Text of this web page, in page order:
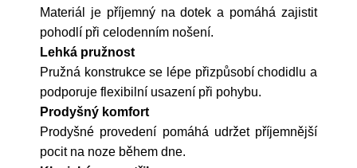
Materiál je příjemný na dotek a pomáhá zajistit
pohodlí při celodenním nošení.
Lehká pružnost
Pružná konstrukce se lépe přizpůsobí chodidlu a
podporuje flexibilní usazení při pohybu.
Prodyšný komfort
Prodyšné provedení pomáhá udržet příjemnější
pocit na noze během dne.